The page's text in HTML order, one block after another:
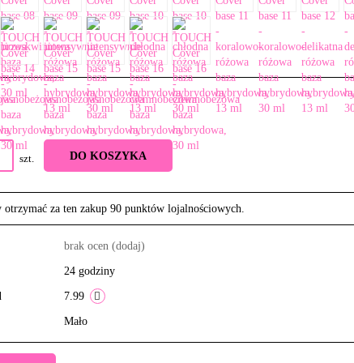
szt. DO KOSZYKA
otrzymać za ten zakup 90 punktów lojalnościowych.
brak ocen (dodaj)
24 godziny
7.99
Mało